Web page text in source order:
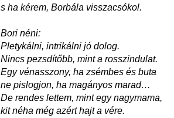
s ha kérem, Borbála visszacsókol.
Bori néni:
Pletykálni, intrikálni jó dolog.
Nincs pezsdítőbb, mint a rosszindulat.
Egy vénasszony, ha zsémbes és buta
ne pislogjon, ha magányos marad…
De rendes lettem, mint egy nagymama,
kit néha még azért hajt a vére.